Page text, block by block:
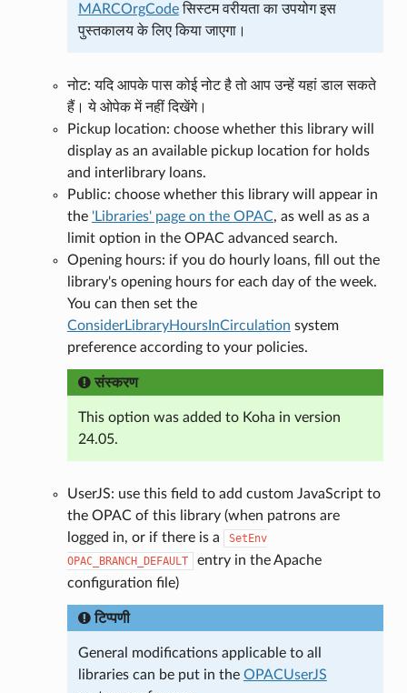
MARCOrgCodeसिस्टम वरीयता का उपयोग इस
पुस्तकालय के लिए किया जाएगा।
नोट: यदि आपके पास कोई नोट है तो आप उन्हें यहां डाल सकते
हैं। ये ओपेक में नहीं दिखेंगे।
Pickup location: choose whether this library will
display as an available pickup location for holds
and interlibrary loans.
Public: choose whether this library will appear in
the 'Libraries' page on the OPAC, as well as as a
limit option in the OPAC advanced search.
Opening hours: if you do hourly loans, fill out the
library's opening hours for each day of the week.
You can then set the
ConsiderLibraryHoursInCirculation system
preference according to your policies.
संस्करण
This option was added to Koha in version
24.05.
UserJS: use this field to add custom JavaScript to
the OPAC of this library (when patrons are
logged in, or if there is a
SetEnv
OPAC_BRANCH_DEFAULT
entry in the Apache
configuration file)
टिप्पणी
General modifications applicable to all
libraries can be put in the OPACUserJS